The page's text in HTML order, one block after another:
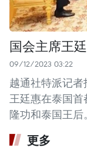
国会主席王
09/12/2023 03:22
越通社特派记者
王廷惠在泰国首
隆功和泰国王后。
更多